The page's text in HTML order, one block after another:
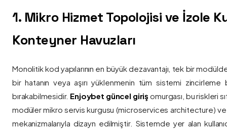
1. Mikro Hizmet Topolojisi ve İzole
Konteyner Havuzları
Monolitik kod yapılarının en büyük dezavantajı, tek bir
bir hatanın veya aşırı yüklenmenin tüm sistemi zincirleme
bırakabilmesidir. Enjoybet güncel giriş omurgası, bu riskleri
modüler mikro servis kurgusu (microservices architecture)
mekanizmalarıyla dizayn edilmiştir. Sistemde yer alan